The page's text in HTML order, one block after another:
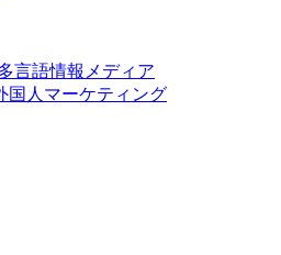
言語情報メディア
国人マーケティング